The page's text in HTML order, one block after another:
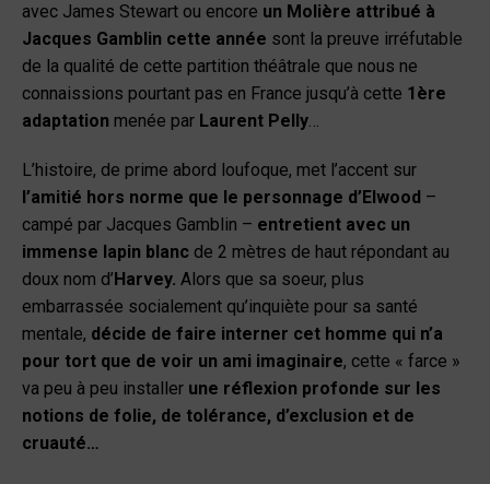
avec James Stewart ou encore un Molière attribué à
Jacques Gamblin cette année sont la preuve irréfutable
de la qualité de cette partition théâtrale que nous ne
connaissions pourtant pas en France jusqu’à cette 1 ère
adaptation menée par Laurent Pelly…
L’histoire, de prime abord loufoque, met l’accent sur
l’amitié hors norme que le personnage d’Elwood –
campé par Jacques Gamblin – entretient avec un
immense lapin blanc de 2 mètres de haut répondant au
doux nom d’Harvey. Alors que sa soeur, plus
embarrassée socialement qu’inquiète pour sa santé
mentale, décide de faire interner cet homme qui n’a
pour tort que de voir un ami imaginaire, cette « farce »
va peu à peu installer une réflexion profonde sur les
notions de folie, de tolérance, d’exclusion et de
cruauté…